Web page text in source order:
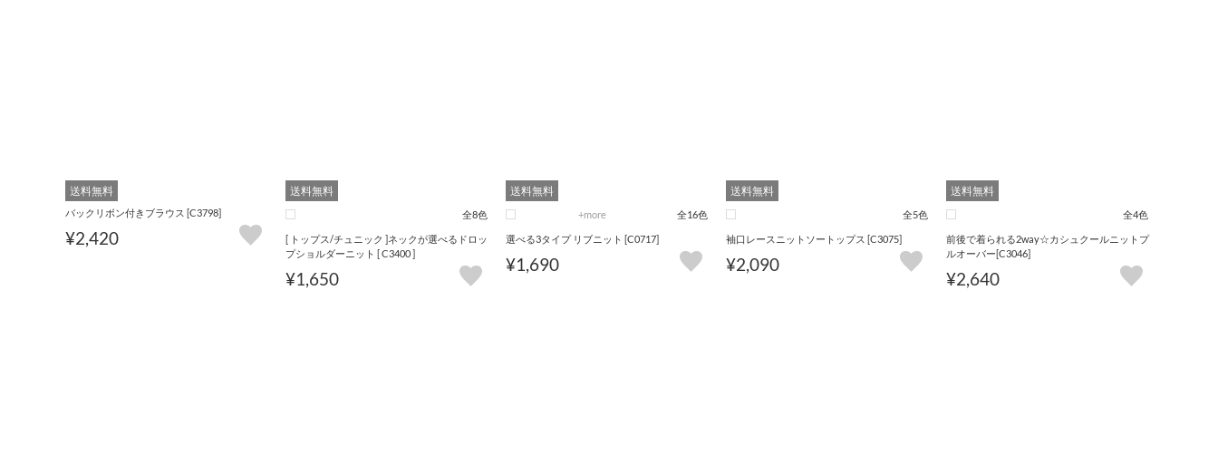
送料無料
バックリボン付きブラウス [C3798]
¥2,420
送料無料
全8色
[ トップス/チュニック ]ネックが選べるドロッ
プショルダーニット [ C3400 ]
¥1,650
送料無料
+more 全16色
選べる3タイプ リブニット [C0717]
¥1,690
送料無料
全5色
袖口レースニットソートップス [C3075]
¥2,090
送料無料
全4色
前後で着られる2way☆カシュクールニットプ
ルオーバー[C3046]
¥2,640